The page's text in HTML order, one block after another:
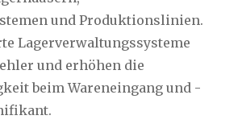
und Produktionslinien.
Lagerverwaltungssysteme
und erhöhen die
beim Wareneingang und -